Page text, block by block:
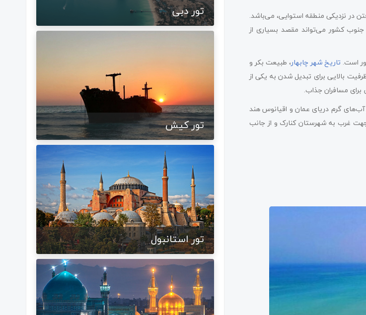
در نزدیکی منطقه استوایی، می‌باشد.
جنوب کشور می‌تواند مقصد بسیاری از
است. تاریخ شهر چابهار، طبیعت بکر و
بالایی برای تبدیل شدن به یکی از
مسافران جذاب.
با مساحتی حدود ۱۷۱۵۵ کیلومتر مربع در جوار آب‌های گرم دریای عمان و اقیانوس هند
غرب به شهرستان کنارک و از جانب
تور دبی
تور کیش
تور استانبول